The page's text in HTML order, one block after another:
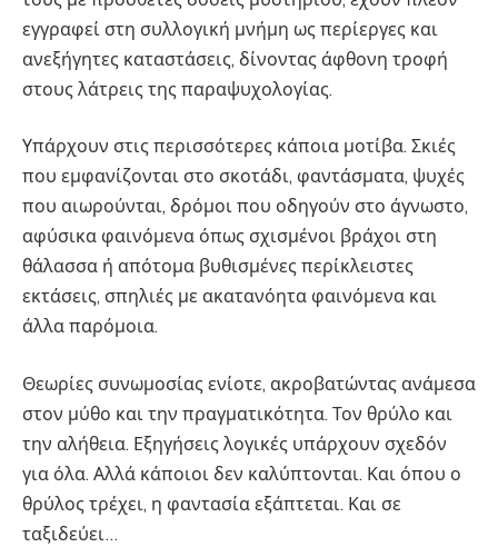
εγγραφεί στη συλλογική μνήμη ως περίεργες και
ανεξήγητες καταστάσεις, δίνοντας άφθονη τροφή
στους λάτρεις της παραψυχολογίας.
Υπάρχουν στις περισσότερες κάποια μοτίβα. Σκιές
που εμφανίζονται στο σκοτάδι, φαντάσματα, ψυχές
που αιωρούνται, δρόμοι που οδηγούν στο άγνωστο,
αφύσικα φαινόμενα όπως σχισμένοι βράχοι στη
θάλασσα ή απότομα βυθισμένες περίκλειστες
εκτάσεις, σπηλιές με ακατανόητα φαινόμενα και
άλλα παρόμοια.
Θεωρίες συνωμοσίας ενίοτε, ακροβατώντας ανάμεσα
στον μύθο και την πραγματικότητα. Τον θρύλο και
την αλήθεια. Εξηγήσεις λογικές υπάρχουν σχεδόν
για όλα. Αλλά κάποιοι δεν καλύπτονται. Και όπου ο
θρύλος τρέχει, η φαντασία εξάπτεται. Και σε
ταξιδεύει…